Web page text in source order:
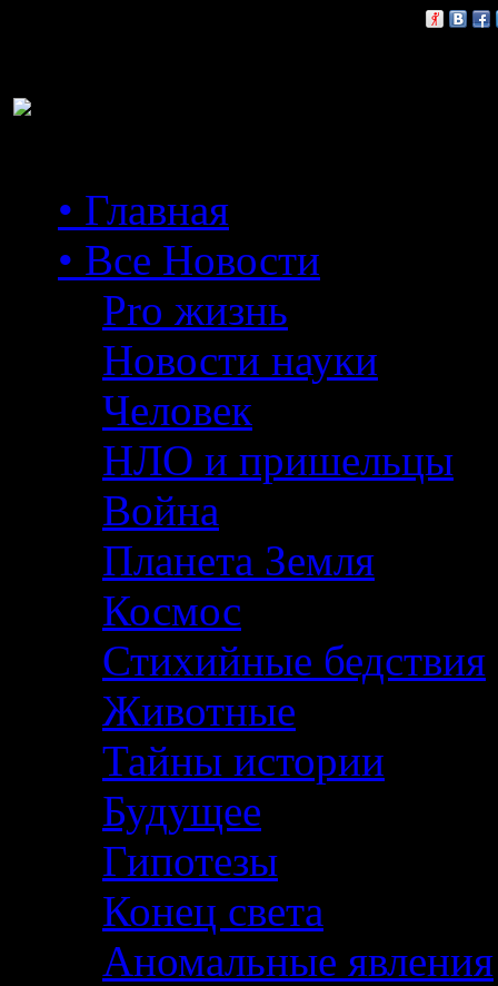
• Главная
• Все Новости
Pro жизнь
Новости науки
Человек
НЛО и пришельцы
Война
Планета Земля
Космос
Стихийные бедствия
Животные
Тайны истории
Будущее
Гипотезы
Конец света
Аномальные явления